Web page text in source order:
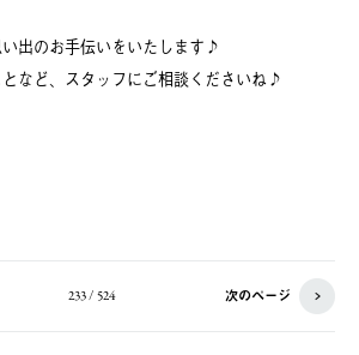
出のお手伝いをいたします♪
など、スタッフにご相談くださいね♪
233 / 524 次のページ